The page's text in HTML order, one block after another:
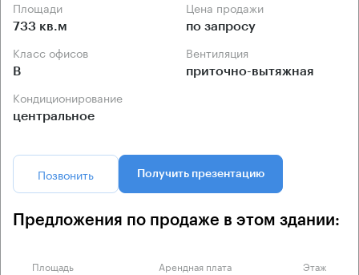
Площади
733 кв.м
Цена продажи
по запросу
Класс офисов
B
Вентиляция
приточно-вытяжная
Кондиционирование
центральное
Позвонить Получить презентацию
Предложения по продаже в этом здании:
Площадь Арендная плата Этаж